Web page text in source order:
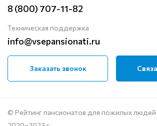
8 (800) 707-11-82
Техническая поддержка
info@vsepansionati.ru
Заказать звонок
© Рейтинг пансионатов для пожилых